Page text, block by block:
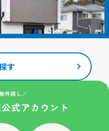
次回より再度入力していただ
人を特定するものは一切含ま
、当サイトのサービスを利用
です。
が不本意でしたら、ご使用の
する設定をすることも可能で
にすると、当サイトのいくつ
い場合もありますので、ご了
す